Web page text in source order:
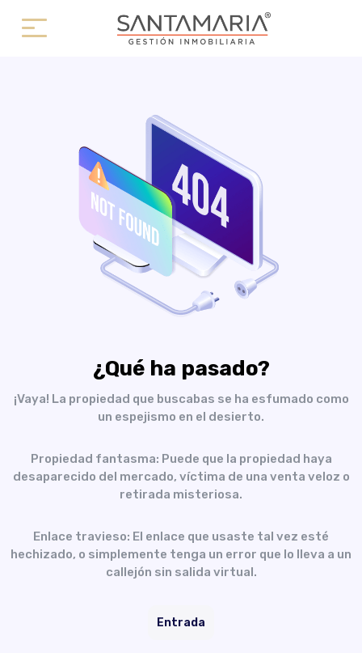
¿Qué ha pasado?
¡Vaya! La propiedad que buscabas se ha esfumado como
un espejismo en el desierto.
Propiedad fantasma: Puede que la propiedad haya
desaparecido del mercado, víctima de una venta veloz o
retirada misteriosa.
Enlace travieso: El enlace que usaste tal vez esté
hechizado, o simplemente tenga un error que lo lleva a un
callejón sin salida virtual.
Entrada